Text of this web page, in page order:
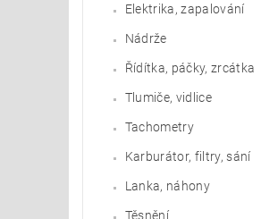
Elektrika, zapalování
Nádrže
Řídítka, páčky, zrcátka
Tlumiče, vidlice
Tachometry
Karburátor, filtry, sání
Lanka, náhony
Těsnění